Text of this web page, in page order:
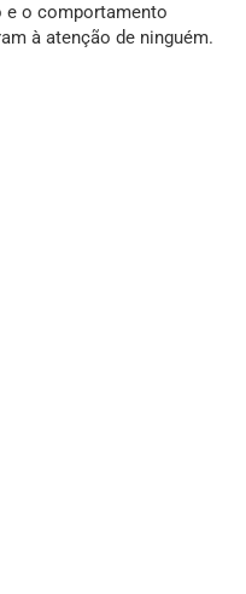
e o comportamento
à atenção de ninguém.